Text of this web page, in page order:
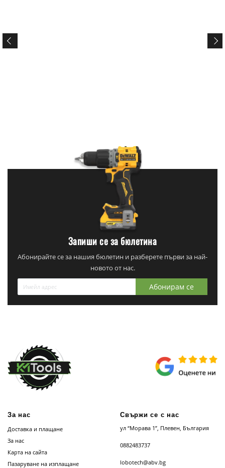
Запиши се за бюлетина
Абонирайте се за нашия бюлетин и разберете първи за най-
новото от нас.
Абонирам се
За нас
Доставка и плащане
За нас
Карта на сайта
Пазаруване на изплащане
Свържи се с нас
ул “Морава 1”, Плевен, България
0882483737
lobotech@abv.bg